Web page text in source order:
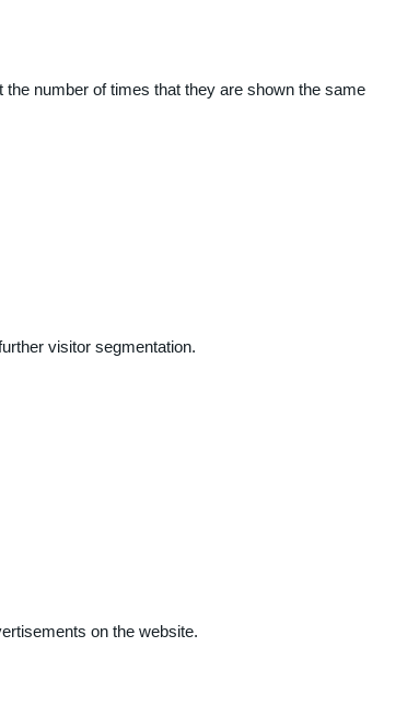
number of times that they are shown the same
visitor segmentation.
on the website.